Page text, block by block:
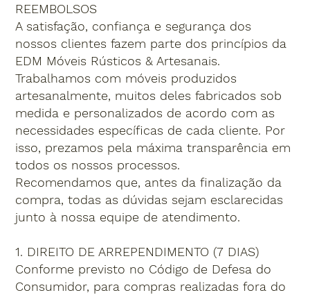
REEMBOLSOS
A satisfação, confiança e segurança dos
nossos clientes fazem parte dos princípios da
EDM Móveis Rústicos & Artesanais.
Trabalhamos com móveis produzidos
artesanalmente, muitos deles fabricados sob
medida e personalizados de acordo com as
necessidades específicas de cada cliente. Por
isso, prezamos pela máxima transparência em
todos os nossos processos.
Recomendamos que, antes da finalização da
compra, todas as dúvidas sejam esclarecidas
junto à nossa equipe de atendimento.
1. DIREITO DE ARREPENDIMENTO (7 DIAS)
Conforme previsto no Código de Defesa do
Consumidor, para compras realizadas fora do